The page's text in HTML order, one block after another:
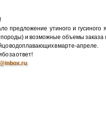
предложение утиного и
и возможные объемы заказа
водоплавающих в марте-апреле.
за ответ!